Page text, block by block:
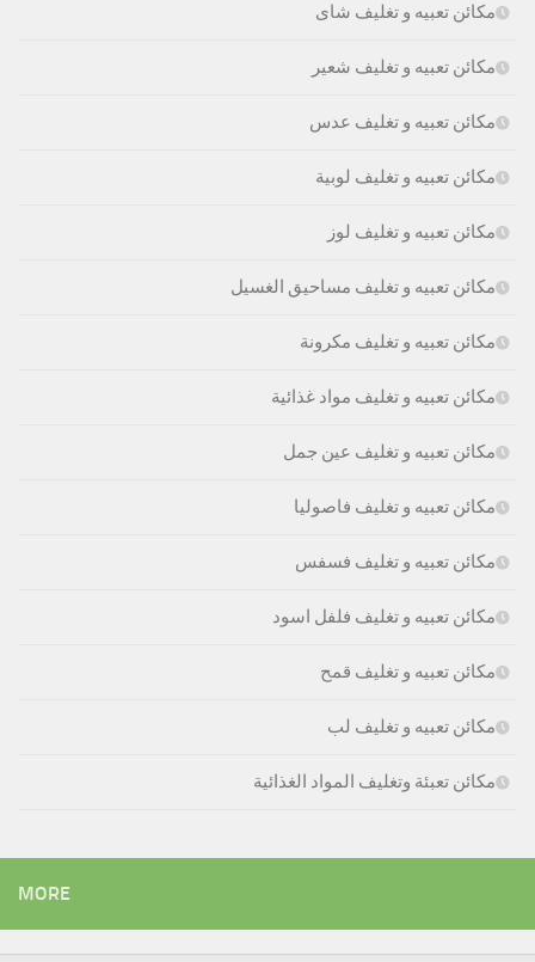
مكائن تعبيه و تغليف شاى
مكائن تعبيه و تغليف شعير
مكائن تعبيه و تغليف عدس
مكائن تعبيه و تغليف لوبية
مكائن تعبيه و تغليف لوز
مكائن تعبيه و تغليف مساحيق الغسيل
مكائن تعبيه و تغليف مكرونة
مكائن تعبيه و تغليف مواد غذائية
مكائن تعبيه و تغليف عين جمل
مكائن تعبيه و تغليف فاصوليا
مكائن تعبيه و تغليف فسفس
مكائن تعبيه و تغليف فلفل اسود
مكائن تعبيه و تغليف قمح
مكائن تعبيه و تغليف لب
مكائن تعبئة وتغليف المواد الغذائية
MORE